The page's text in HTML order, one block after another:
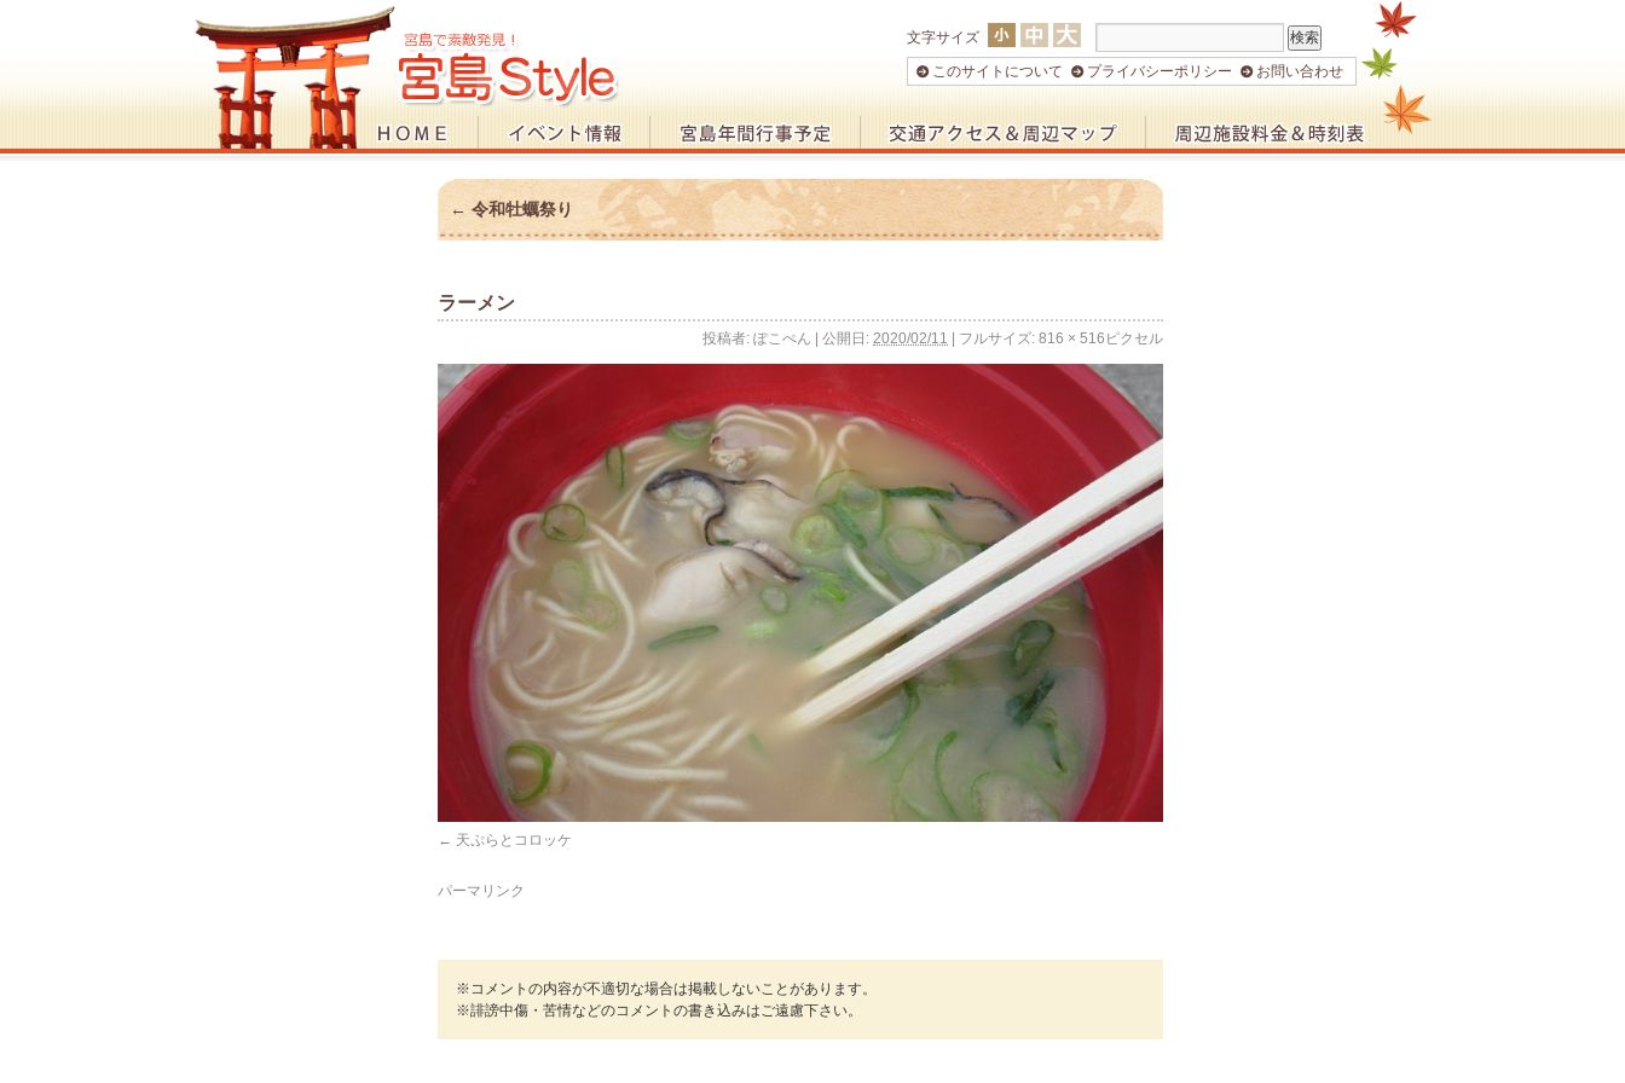
文字サイズ
このサイトについて
プライバシーポリシー お問い合わせ
←令和牡蠣祭り
ラーメン
投稿者: ぽこぺん 公開日: 2020/02/11 フルサイズ: 816 × 516 ピクセル
天ぷらとコロッケ
パーマリンク
※コメントの内容が不適切な場合は掲載しないことがあります。
※誹謗中傷・苦情などのコメントの書き込みはご遠慮下さい。